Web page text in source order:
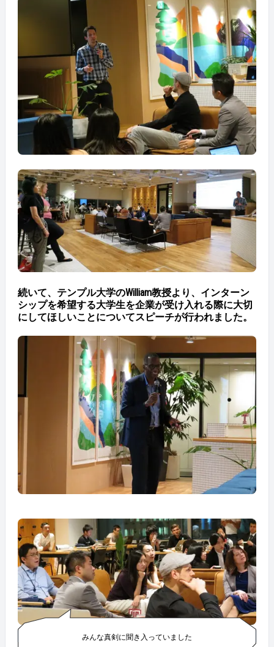
続いて、テンプル大学のWilliam教授より、インターン
シップを希望する大学生を企業が受け入れる際に大切
にしてほしいことについてスピーチが行われました。
みんな真剣に聞き入っていました